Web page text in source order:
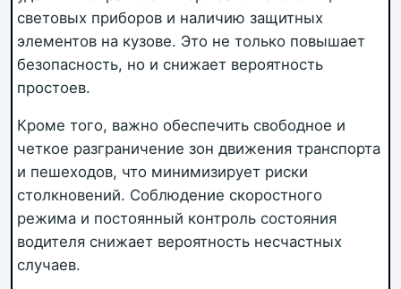
световых приборов и наличию защитных
элементов на кузове. Это не только повышает
безопасность, но и снижает вероятность
простоев.
Кроме того, важно обеспечить свободное и
четкое разграничение зон движения транспорта
и пешеходов, что минимизирует риски
столкновений. Соблюдение скоростного
режима и постоянный контроль состояния
водителя снижает вероятность несчастных
случаев.